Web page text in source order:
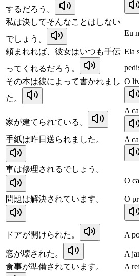
するだろう。
私は決してそんなことはしない
でしょう。
Eu
頼まれれば、彼女はいつも手伝
ってくれるだろう。
Ela
その本は彼によって書かれまし
た。
O
家が建てられている。
A
手紙は昨日送られました。 A
車は修理されるでしょう。
O
問題は解決されています。 O
ドアが開けられた。 A
窓が壊された。
A
食事が準備されています。
A